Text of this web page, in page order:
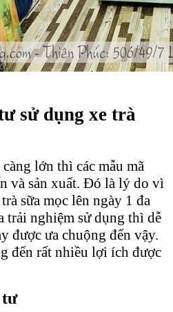
sử dụng xe trà
lớn thì các mẫu mã
và sản xuất. Đó là lý do vì
sữa mọc lên ngày 1 đa
trải nghiệm sử dụng thì dễ
được ưa chuộng đến vậy.
đến rất nhiều lợi ích được
tư